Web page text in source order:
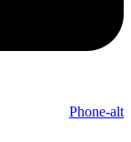
Phone-alt